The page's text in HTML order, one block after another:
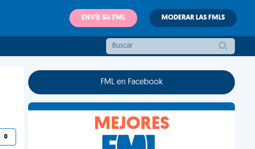
ENVÍE SU FML MODERAR LAS FMLS
0
FML en Facebook
MEJORES